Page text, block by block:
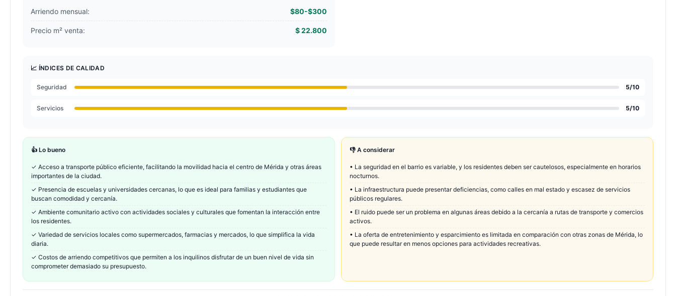
Arriendo mensual: $80-$300
Precio m² venta: $ 22.800
📈 ÍNDICES DE CALIDAD
Seguridad 5/10
Servicios 5/10
👍 Lo bueno
✓ Acceso a transporte público eficiente, facilitando la movilidad hacia el centro de Mérida y otras áreas
importantes de la ciudad.
✓ Presencia de escuelas y universidades cercanas, lo que es ideal para familias y estudiantes que
buscan comodidad y cercanía.
✓ Ambiente comunitario activo con actividades sociales y culturales que fomentan la interacción entre
los residentes.
✓ Variedad de servicios locales como supermercados, farmacias y mercados, lo que simplifica la vida
diaria.
✓ Costos de arriendo competitivos que permiten a los inquilinos disfrutar de un buen nivel de vida sin
comprometer demasiado su presupuesto.
👎 A considerar
• La seguridad en el barrio es variable, y los residentes deben ser cautelosos, especialmente en horarios
nocturnos.
• La infraestructura puede presentar deficiencias, como calles en mal estado y escasez de servicios
públicos regulares.
• El ruido puede ser un problema en algunas áreas debido a la cercanía a rutas de transporte y comercios
activos.
• La oferta de entretenimiento y esparcimiento es limitada en comparación con otras zonas de Mérida, lo
que puede resultar en menos opciones para actividades recreativas.